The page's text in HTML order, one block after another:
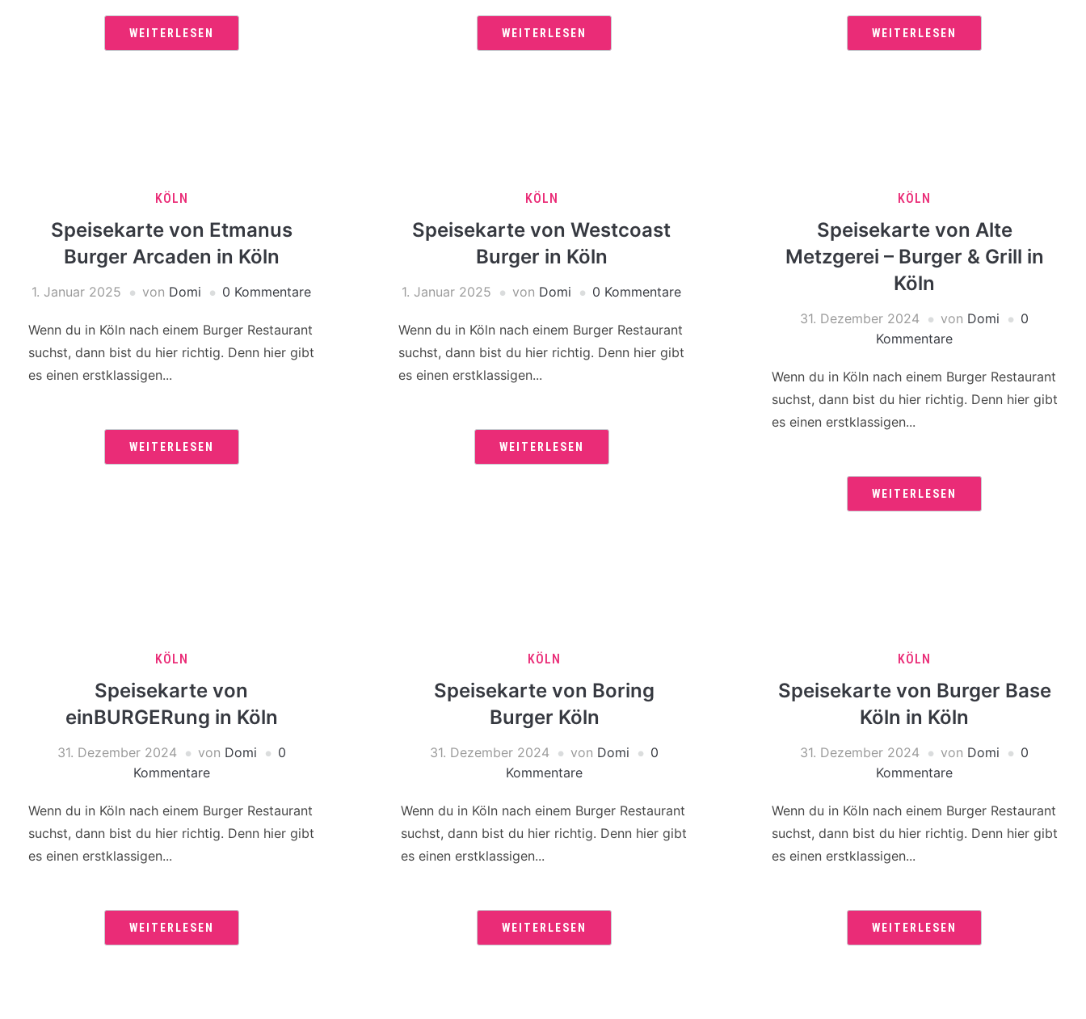
WEITERLESEN WEITERLESEN WEITERLESEN
KÖLN
Speisekarte von Etmanus
Burger Arcaden in Köln
1. Januar 2025 von Domi 0 Kommentare
Wenn du in Köln nach einem Burger Restaurant
suchst, dann bist du hier richtig. Denn hier gibt
es einen erstklassigen...
WEITERLESEN
KÖLN
Speisekarte von Westcoast
Burger in Köln
1. Januar 2025 von Domi 0 Kommentare
Wenn du in Köln nach einem Burger Restaurant
suchst, dann bist du hier richtig. Denn hier gibt
es einen erstklassigen...
WEITERLESEN
KÖLN
Speisekarte von Alte
Metzgerei – Burger & Grill in
Köln
31. Dezember 2024 von Domi
0
Kommentare
Wenn du in Köln nach einem Burger Restaurant
suchst, dann bist du hier richtig. Denn hier gibt
es einen erstklassigen...
WEITERLESEN
KÖLN
Speisekarte von
einBURGERung in Köln
31. Dezember 2024 von Domi
0
Kommentare
Wenn du in Köln nach einem Burger Restaurant
suchst, dann bist du hier richtig. Denn hier gibt
es einen erstklassigen...
WEITERLESEN
KÖLN
Speisekarte von Boring
Burger Köln
31. Dezember 2024 von Domi
0
Kommentare
Wenn du in Köln nach einem Burger Restaurant
suchst, dann bist du hier richtig. Denn hier gibt
es einen erstklassigen...
WEITERLESEN
KÖLN
Speisekarte von Burger Base
Köln in Köln
31. Dezember 2024 von Domi
0
Kommentare
Wenn du in Köln nach einem Burger Restaurant
suchst, dann bist du hier richtig. Denn hier gibt
es einen erstklassigen...
WEITERLESEN